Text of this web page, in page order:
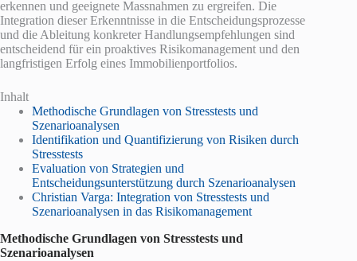
erkennen und geeignete Massnahmen zu ergreifen. Die
Integration dieser Erkenntnisse in die Entscheidungsprozesse
und die Ableitung konkreter Handlungsempfehlungen sind
entscheidend für ein proaktives Risikomanagement und den
langfristigen Erfolg eines Immobilienportfolios.
Inhalt
Methodische Grundlagen von Stresstests und
Szenarioanalysen
Identifikation und Quantifizierung von Risiken durch
Stresstests
Evaluation von Strategien und
Entscheidungsunterstützung durch Szenarioanalysen
Christian Varga: Integration von Stresstests und
Szenarioanalysen in das Risikomanagement
Methodische Grundlagen von Stresstests und
Szenarioanalysen